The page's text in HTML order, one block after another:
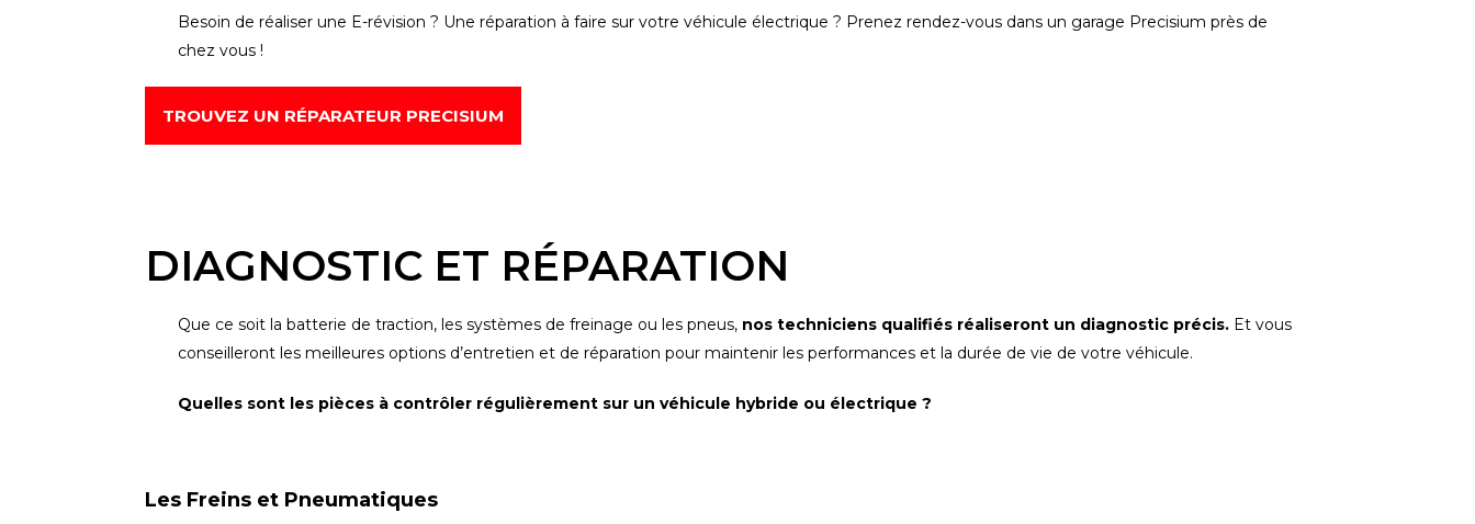
Besoin de réaliser une E-révision ? Une réparation à faire sur votre véhicule électrique ? Prenez rendez-vous dans un garage Precisium près de
chez vous !
TROUVEZ UN RÉPARATEUR PRECISIUM
DIAGNOSTIC ET RÉPARATION
Que ce soit la batterie de traction, les systèmes de freinage ou les pneus, nos techniciens qualifiés réaliseront un diagnostic précis. Et vous
conseilleront les meilleures options d’entretien et de réparation pour maintenir les performances et la durée de vie de votre véhicule.
Quelles sont les pièces à contrôler régulièrement sur un véhicule hybride ou électrique ?
Les Freins et Pneumatiques